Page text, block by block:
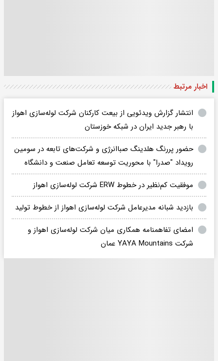
اخبار مرتبط
انتشار گزارش ویدئویی از بیعت کارکنان شرکت لوله‌سازی اهواز
با رهبر جدید ایران در شبکه خوزستان
حضور پررنگ هلدینگ صباانرژی و شرکت‌های تابعه در سومین
رویداد "صدرا" با محوریت توسعه تعامل صنعت و دانشگاه
موفقیت کم‌نظیر در خطوط ERW شرکت لوله‌سازی اهواز
بازدید شبانه مدیرعامل شرکت لوله‌سازی اهواز از خطوط تولید
امضای تفاهمنامه همکاری میان شرکت لوله‌سازی اهواز و
شرکت YAYA Mountains عمان